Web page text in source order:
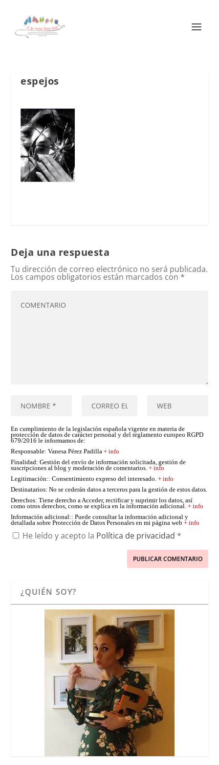
espejos
Deja una respuesta
Tu dirección de correo electrónico no será publicada.
Los campos obligatorios están marcados con *
En cumplimiento de la legislación española vigente en materia de
protección de datos de carácter personal y del reglamento europeo RGPD
679/2016 le informamos de:
Responsable: Vanesa Pérez Padilla+ info
Finalidad: Gestión del envío de información solicitada, gestión de
suscripciones al blog y moderación de comentarios.+ info
Legitimación:: Consentimiento expreso del interesado.+ info
Destinatarios: No se cederán datos a terceros para la gestión de estos datos.
Derechos: Tiene derecho a Acceder, rectificar y suprimir los datos, así
como otros derechos, como se explica en la información adicional.+ info
Información adicional:: Puede consultar la información adicional y
detallada sobre Protección de Datos Personales en mi página web+ info
He leído y acepto la Política de privacidad *
¿QUIÉN SOY?